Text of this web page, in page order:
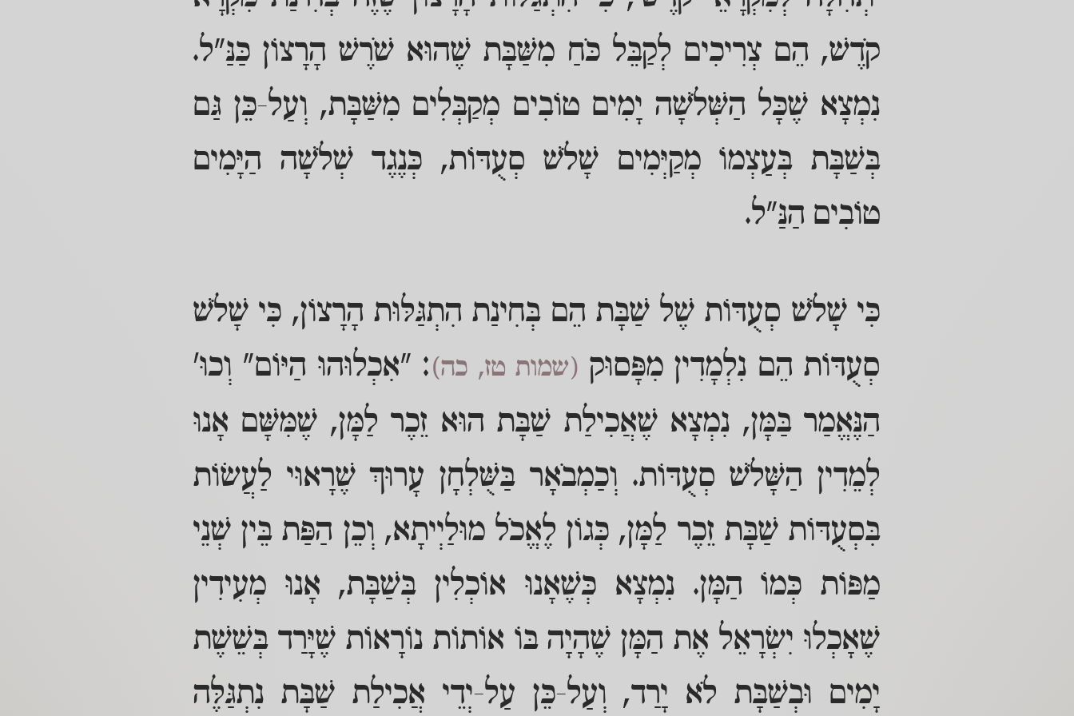
קֹדֶשׁ, הֵם צְרִיכִים לְקַבֵּל כֹּחַ מִשַּׁבָּת שֶׁהוּא שֹׁרֶשׁ הָרָצוֹן כַּנַּ"ל.
נִמְצָא שֶׁכָּל הַשְּׁלֹשָׁה יָמִים טוֹבִים מְקַבְּלִים מִשַּׁבָּת, וְעַל-כֵּן גַּם
בְּשַׁבָּת בְּעַצְמוֹ מְקַיְּמִים שָׁלֹשׁ סְעֻדּוֹת, כְּנֶגֶד שְׁלֹשָׁה הַיָּמִים
טוֹבִים הַנַּ"ל.
כִּי שָׁלֹשׁ סְעֻדּוֹת שֶׁל שַׁבָּת הֵם בְּחִינַת הִתְגַּלּוּת הָרָצוֹן, כִּי שָׁלֹשׁ
סְעֻדּוֹת הֵם נִלְמָדִין מִפָּסוּק (שמות טז, כה): "אִכְלוּהוּ הַיּוֹם" וְכוּ'
הַנֶּאֱמַר בַּמָּן, נִמְצָא שֶׁאֲכִילַת שַׁבָּת הוּא זֵכֶר לַמָּן, שֶׁמִּשָּׁם אָנוּ
לְמֵדִין הַשָּׁלֹשׁ סְעֻדּוֹת. וְכַמְבֹאָר בַּשֻּׁלְחָן עָרוּךְ שֶׁרָאוּי לַעֲשׂוֹת
בִּסְעֻדּוֹת שַׁבָּת זֵכֶר לַמָּן, כְּגוֹן לֶאֱכֹל מוּלַיְיתָא, וְכֵן הַפַּת בֵּין שְׁנֵי
מַפּוֹת כְּמוֹ הַמָּן. נִמְצָא כְּשֶׁאָנוּ אוֹכְלִין בְּשַׁבָּת, אָנוּ מְעִידִין
שֶׁאָכְלוּ יִשְׂרָאֵל אֶת הַמָּן שֶׁהָיָה בּוֹ אוֹתוֹת נוֹרָאוֹת שֶׁיָּרַד בְּשֵׁשֶׁת
יָמִים וּבְשַׁבָּת לֹא יָרַד, וְעַל-כֵּן עַל-יְדֵי אֲכִילַת שַׁבָּת נִתְגַּלֶּה